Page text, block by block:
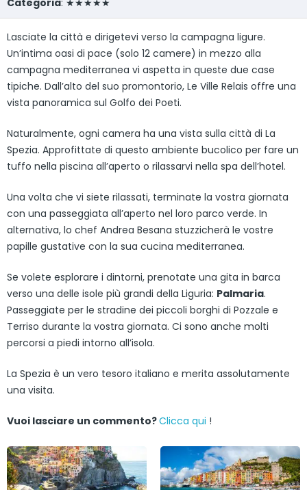
Categoria: ★★★★★
Lasciate la città e dirigetevi verso la campagna ligure.
Un’intima oasi di pace (solo 12 camere) in mezzo alla
campagna mediterranea vi aspetta in queste due case
tipiche. Dall’alto del suo promontorio, Le Ville Relais offre una
vista panoramica sul Golfo dei Poeti.
Naturalmente, ogni camera ha una vista sulla città di La
Spezia. Approfittate di questo ambiente bucolico per fare un
tuffo nella piscina all’aperto o rilassarvi nella spa dell’hotel.
Una volta che vi siete rilassati, terminate la vostra giornata
con una passeggiata all’aperto nel loro parco verde. In
alternativa, lo chef Andrea Besana stuzzicherà le vostre
papille gustative con la sua cucina mediterranea.
Se volete esplorare i dintorni, prenotate una gita in barca
verso una delle isole più grandi della Liguria: Palmaria.
Passeggiate per le stradine dei piccoli borghi di Pozzale e
Terriso durante la vostra giornata. Ci sono anche molti
percorsi a piedi intorno all’isola.
La Spezia è un vero tesoro italiano e merita assolutamente
una visita.
Vuoi lasciare un commento?Clicca qui !